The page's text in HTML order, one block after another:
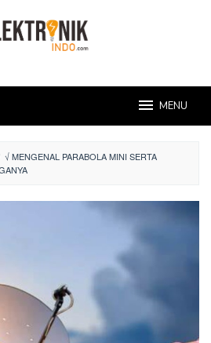
MENU
√ MENGENAL PARABOLA MINI SERTA